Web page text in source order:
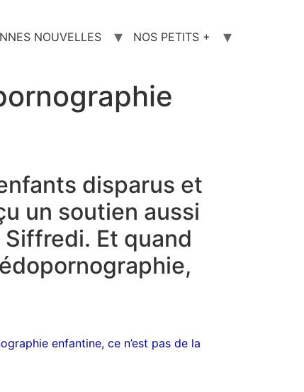
NOUVELLES NOS PETITS +
disparus et
un soutien aussi
Et quand
enfantine, ce n’est pas de la